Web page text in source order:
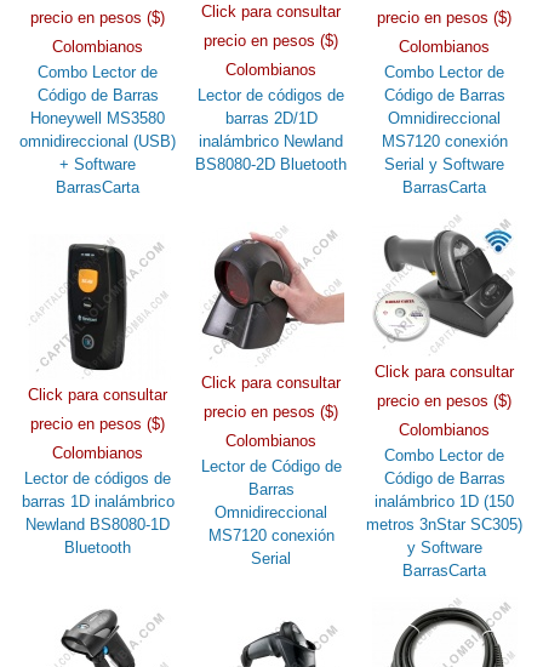
precio en pesos ($)
Colombianos
Combo Lector de
Código de Barras
Honeywell MS3580
omnidireccional (USB)
+ Software
BarrasCarta
Click para consultar
precio en pesos ($)
Colombianos
Lector de códigos de
barras 2D/1D
inalámbrico Newland
BS8080-2D Bluetooth
precio en pesos ($)
Colombianos
Combo Lector de
Código de Barras
Omnidireccional
MS7120 conexión
Serial y Software
BarrasCarta
Click para consultar
precio en pesos ($)
Colombianos
Lector de códigos de
barras 1D inalámbrico
Newland BS8080-1D
Bluetooth
Click para consultar
precio en pesos ($)
Colombianos
Lector de Código de
Barras
Omnidireccional
MS7120 conexión
Serial
Click para consultar
precio en pesos ($)
Colombianos
Combo Lector de
Código de Barras
inalámbrico 1D (150
metros 3nStar SC305)
y Software
BarrasCarta